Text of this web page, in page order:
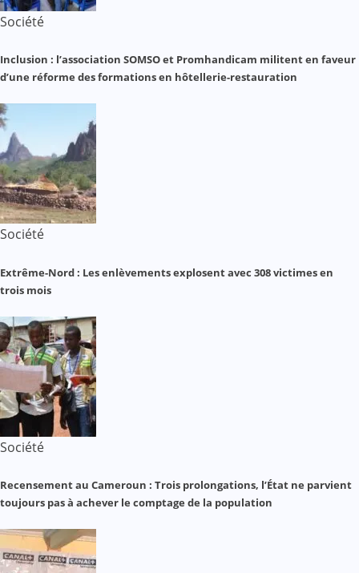
Société
Inclusion : l’association SOMSO et Promhandicam militent en faveur
d’une réforme des formations en hôtellerie-restauration
Société
Extrême-Nord : Les enlèvements explosent avec 308 victimes en
trois mois
Société
Recensement au Cameroun : Trois prolongations, l’État ne parvient
toujours pas à achever le comptage de la population